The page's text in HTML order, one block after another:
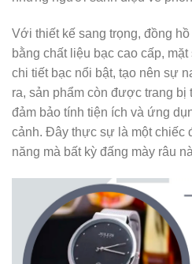
Với thiết kế sang trọng, đồng
bằng chất liệu bạc cao cấp,
chi tiết bạc nổi bật, tạo nên sự
ra, sản phẩm còn được trang
đảm bảo tính tiện ích và ứng
cảnh. Đây thực sự là một chiếc
năng mà bất kỳ đấng mày râu